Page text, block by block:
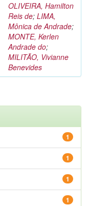
OLIVEIRA, Hamilton
Reis de; LIMA,
Mônica de Andrade;
MONTE, Kerlen
Andrade do;
MILITÃO, Vivianne
Benevides
1
1
1
1